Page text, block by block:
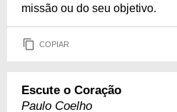
missão ou do seu objetivo.
COPIAR
Escute o Coração
Paulo Coelho